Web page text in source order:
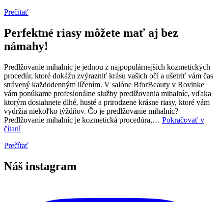
zdravia,
krásy
Prečítať
Perfektné riasy môžete mať aj bez
námahy!
Predlžovanie mihalníc je jednou z najpopulárnejších kozmetických
procedúr, ktoré dokážu zvýrazniť krásu vašich očí a ušetriť vám čas
strávený každodenným líčením. V salóne BforBeauty v Rovinke
vám ponúkame profesionálne služby predlžovania mihalníc, vďaka
ktorým dosiahnete dlhé, husté a prirodzene krásne riasy, ktoré vám
vydržia niekoľko týždňov. Čo je predlžovanie mihalníc?
Predlžovanie mihalníc je kozmetická procedúra,… Pokračovať v
čítaníPerfektné
môžete
aj
bez
Prečítať
Náš instagram